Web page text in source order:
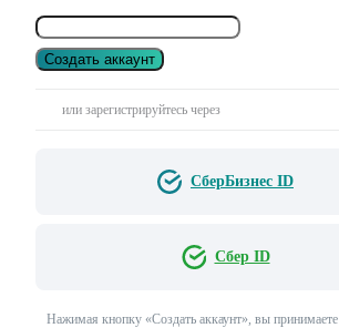
Создать аккаунт
или зарегистрируйтесь через
СберБизнес ID
Сбер ID
Нажимая кнопку «Создать аккаунт», вы принимаете